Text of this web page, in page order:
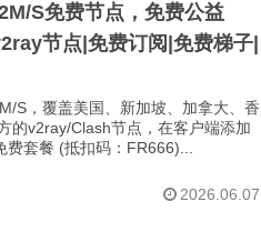
S免费节点，免费公益
节点|免费订阅|免费梯子|
S，覆盖美国、新加坡、加拿大、香
的v2ray/Clash节点，在客户端添加
费套餐 (抵扣码：FR666)...
2026.06.07